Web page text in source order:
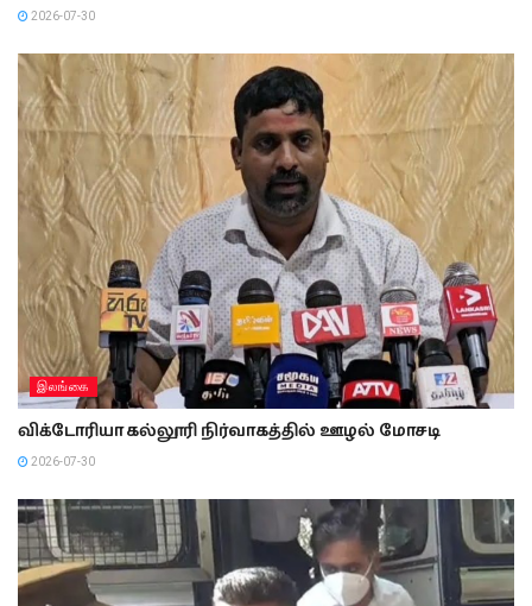
2026-07-30
இலங்கை
விக்டோரியா கல்லூரி நிர்வாகத்தில் ஊழல் மோசடி
2026-07-30